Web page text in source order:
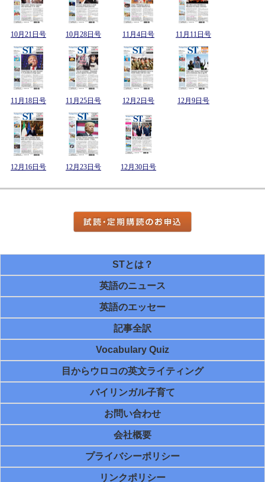
10月21日号 10月28日号 11月4日号 11月11日号
11月18日号 11月25日号 12月2日号 12月9日号
12月16日号 12月23日号 12月30日号
STとは？
英語のニュース
英語のエッセー
記事全訳
Vocabulary Quiz
目からウロコの英文ライティング
バイリンガル子育て
お問い合わせ
会社概要
プライバシーポリシー
リンクポリシー